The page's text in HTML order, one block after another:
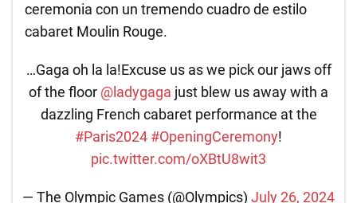
ceremonia con un tremendo cuadro de estilo
cabaret Moulin Rouge.
…Gaga oh la la!Excuse us as we pick our jaws off
of the floor @ladygaga just blew us away with a
dazzling French cabaret performance at the
#Paris2024 #OpeningCeremony!
pic.twitter.com/oXBtU8wit3
— The Olympic Games (@Olympics) July 26, 2024